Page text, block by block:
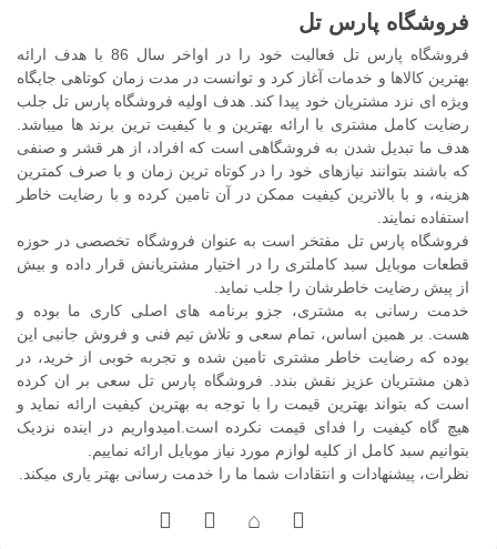
فروشگاه پارس تل
فروشگاه پارس تل فعالیت خود را در اواخر سال 86 با هدف ارائه
بهترین کالاها و خدمات آغاز کرد و توانست در مدت زمان کوتاهی جایگاه
ویژه ای نزد مشتریان خود پیدا کند. هدف اولیه فروشگاه پارس تل جلب
رضایت کامل مشتری با ارائه بهترین و با کیفیت ترین برند ها میباشد.
هدف ما تبدیل شدن به فروشگاهی است که افراد، از هر قشر و صنفی
که باشند بتوانند نیازهای خود را در کوتاه ترین زمان و با صرف کمترین
هزینه، و با بالاترین کیفیت ممکن در آن تامین کرده و با رضایت خاطر
استفاده نمایند.
فروشگاه پارس تل مفتخر است به عنوان فروشگاه تخصصی در حوزه
قطعات موبایل سبد کاملتری را در اختیار مشتریانش قرار داده و بیش
از پیش رضایت خاطرشان را جلب نماید.
خدمت رسانی به مشتری، جزو برنامه های اصلی کاری ما بوده و
هست. بر همین اساس، تمام سعی و تلاش تیم فنی و فروش جانبی این
بوده که رضایت خاطر مشتری تامین شده و تجربه خوبی از خرید، در
ذهن مشتریان عزیز نقش بندد. فروشگاه پارس تل سعی بر ان کرده
است که بتواند بهترین قیمت را با توجه به بهترین کیفیت ارائه نماید و
هیچ گاه کیفیت را فدای قیمت نکرده است.امیدواریم در اینده نزدیک
بتوانیم سبد کامل از کلیه لوازم مورد نیاز موبایل ارائه نماییم.
نظرات، پیشنهادات و انتقادات شما ما را خدمت رسانی بهتر یاری میکند.